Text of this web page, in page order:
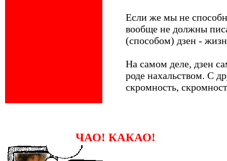
Если же мы не
вообще не должны
(способом) дзен -
На самом деле, дзен
роде нахальством. С
скромность,
ЧАО! КАКАО!